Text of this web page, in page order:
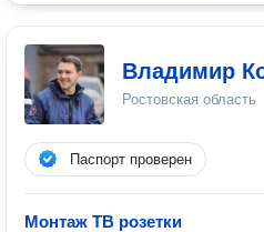
Владимир
Ростовская область
Паспорт проверен
Монтаж ТВ розетки